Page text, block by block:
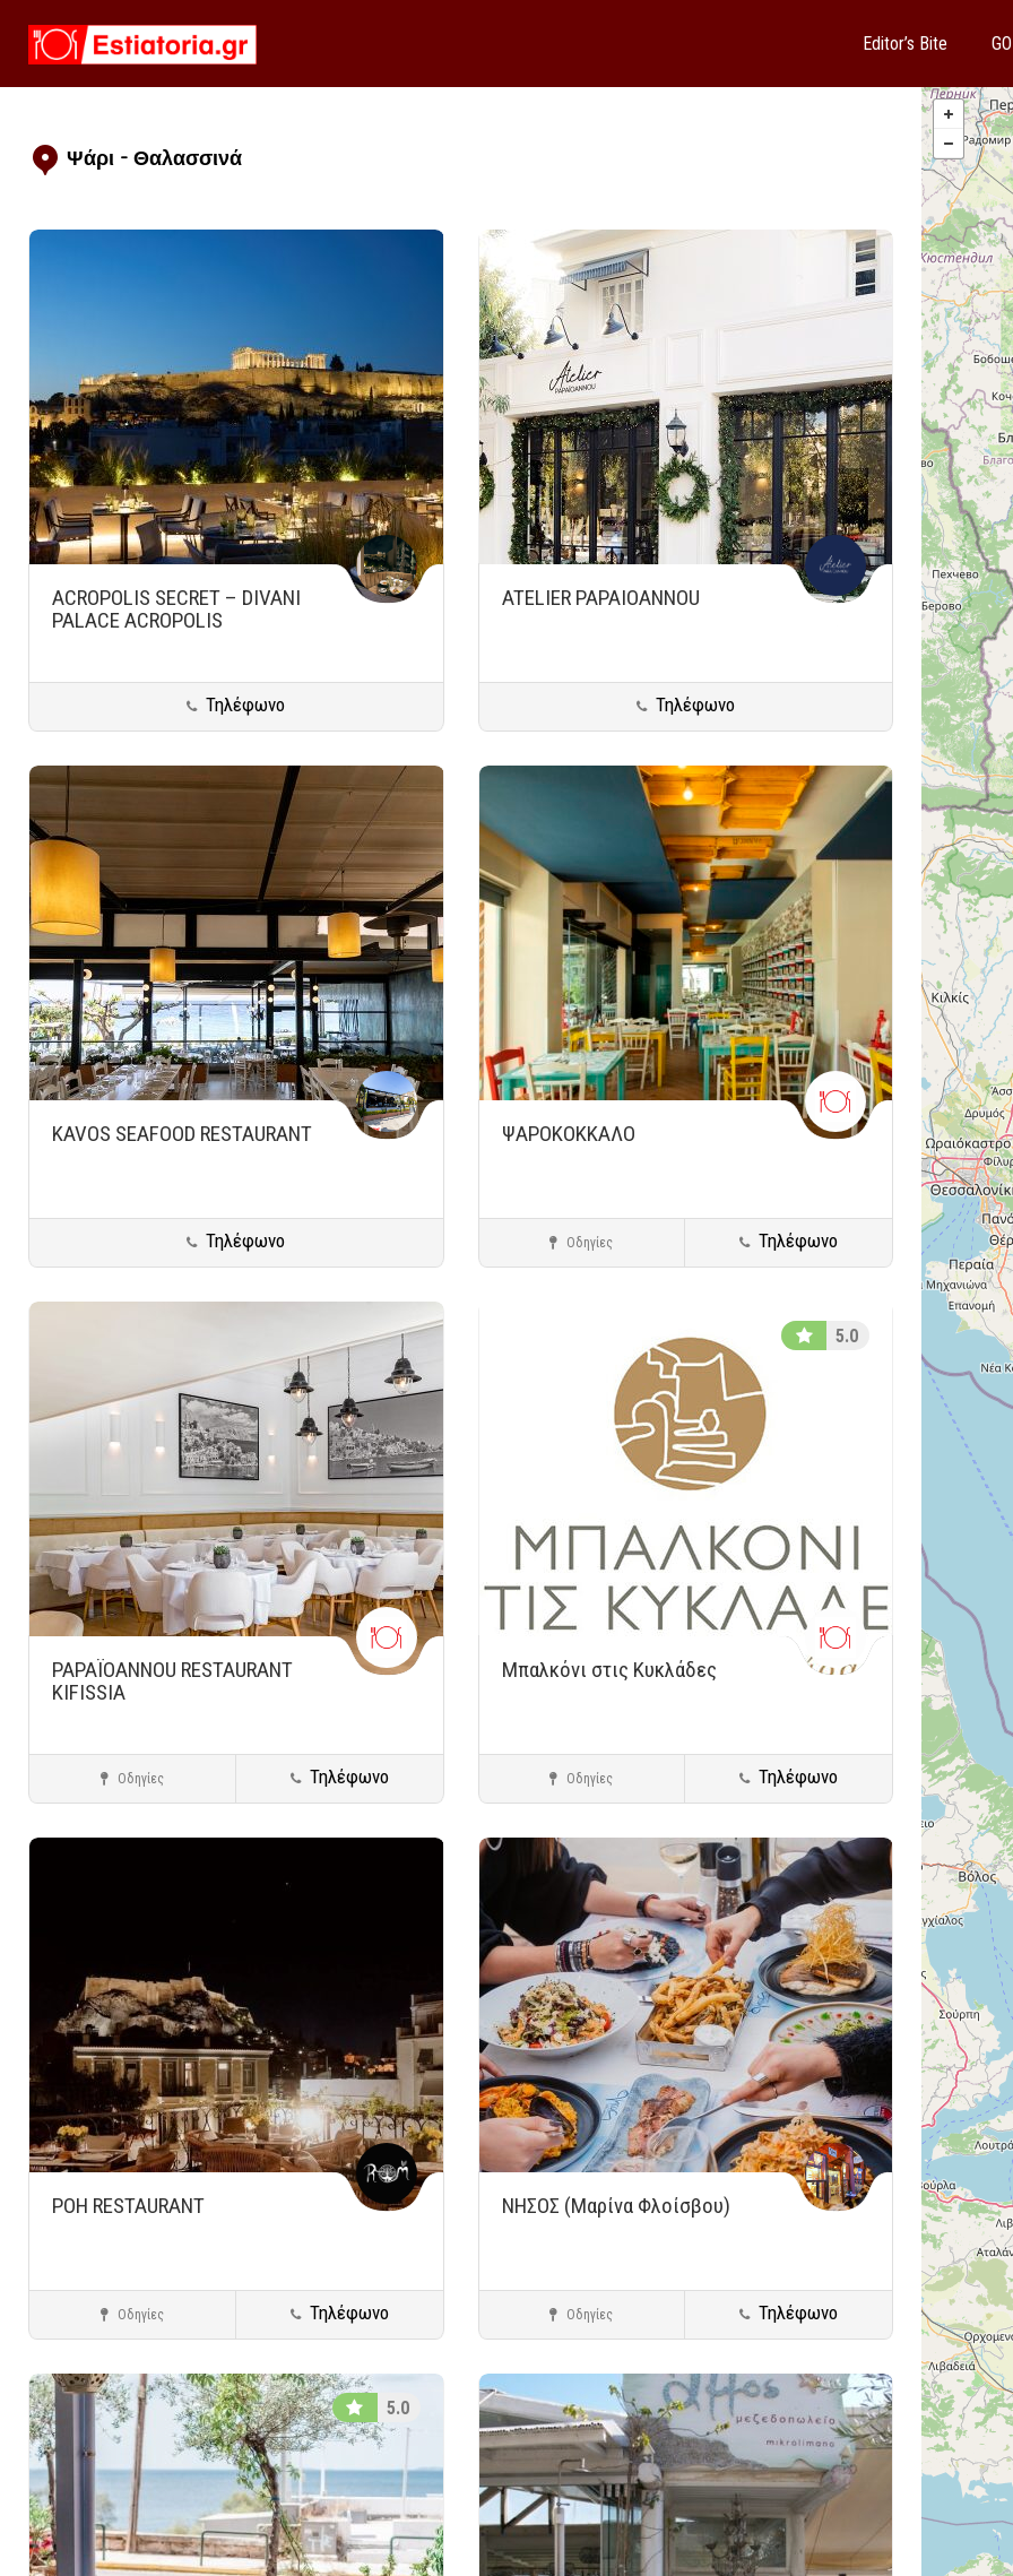
Editor’s Bite
Ψάρι - Θαλασσινά
Αποθήκευση
ACROPOLIS SECRET – DIVANI
PALACE ACROPOLIS
Τηλέφωνο
ATELIER PAPAIOANNOU
Μεσογειακή Κουζίνα - Σύγχρονη
Τηλέφωνο
KAVOS SEAFOOD RESTAURANT
Τηλέφωνο
ΨΑΡΟΚΟΚΚΑΛΟ
Μεζεδοπωλεία Μελίσσια
Οδηγίες Τηλέφωνο
PAPAΪOANNOU RESTAURANT
KIFISSIA
Ψάρι - Θαλασσινά Κηφισιά
Οδηγίες Τηλέφωνο
5.0
Αποθήκευση
Μπαλκόνι στις Κυκλάδες
Ελληνική Κουζίνα - Σύγχρονη Καρέας
Οδηγίες Τηλέφωνο
Αποθήκευση
ΡΟΗ RESTAURANT
All Day Bar Restaurants ΑκρόποληΠλάκα
Οδηγίες Τηλέφωνο
Αποθήκευση
ΝΗΣΟΣ (Μαρίνα Φλοίσβου)
All Day Bar Restaurants Παλαιό Φάληρο
Οδηγίες Τηλέφωνο
5.0